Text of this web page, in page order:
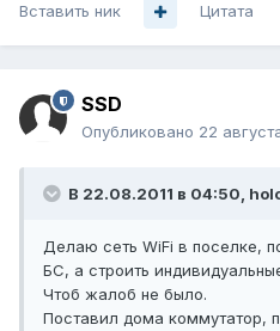
Вставить ник Цитата
SSD
Опубликовано 22
В 22.08.2011 в 04:50,
Делаю сеть WiFi в поселке,
БС, а строить
Чтоб жалоб не было.
Поставил дома коммутатор,